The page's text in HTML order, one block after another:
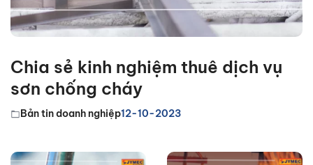
Chia sẻ kinh nghiệm thuê dịch vụ
sơn chống cháy
Bản tin doanh nghiệp12-10-2023